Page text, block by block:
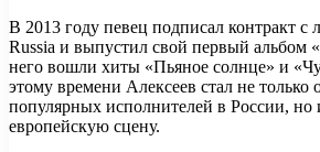
В 2013 году певец подписал контракт с
Russia и выпустил свой первый альбом
него вошли хиты «Пьяное солнце» и
этому времени Алексеев стал не
популярных исполнителей в России, но
европейскую сцену.